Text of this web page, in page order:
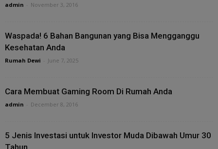
admin November 3, 2016
Waspada! 6 Bahan Bangunan yang Bisa Mengganggu
Kesehatan Anda
Rumah Dewi June 7, 2025
Cara Membuat Gaming Room Di Rumah Anda
admin December 8, 2016
5 Jenis Investasi untuk Investor Muda Dibawah Umur 30
Tahun